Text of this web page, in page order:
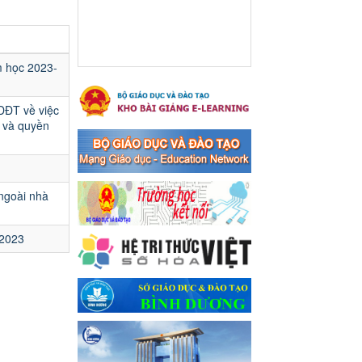
học 2023-
về việc
quyền
nhà
hoàn toàn miền năm -
thống nhất đất nước
(30/4/1975-30/4/2024) và
Quốc tế lao động 01/5
Thông báo về việc treo Quốc
kỳ và nghỉ lễ kỉ niệm 49 năm
ngày Giải phóng hoàn toàn
miền năm - thống nhất đất
nước (30/4/1975-30/4/2024)
và Quốc tế lao động 01/5
Ngày ban hành: 24/04/2024
Kế hoạch phổ biến. giáo
dục pháp luật năm 2024 của
ngành Giáo dục và Đào tạo
thị xã Bến Cát
Kế hoạch phổ biến. giáo dục